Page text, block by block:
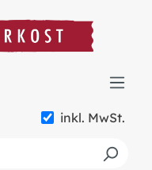
inkl. MwSt.
0 Positionen. Der